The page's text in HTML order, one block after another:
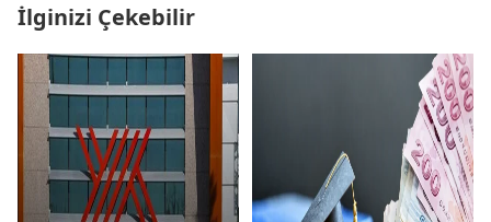
İlginizi Çekebilir